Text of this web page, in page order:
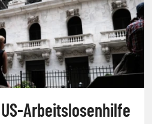
Arbeitslosenhilfe